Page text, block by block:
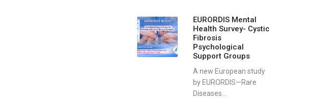
EURORDIS Mental
Health Survey- Cystic
Fibrosis
Psychological
Support Groups
A new European study
by EURORDIS—Rare
Diseases...